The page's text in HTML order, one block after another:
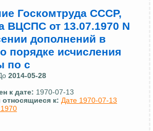
Госкомтруда СССР,
ВЦСПС от 13.07.1970 N
дополнений в
порядке исчисления
по с
2014-05-28
к дате: 1970-07-13
к: Дате 1970-07-13